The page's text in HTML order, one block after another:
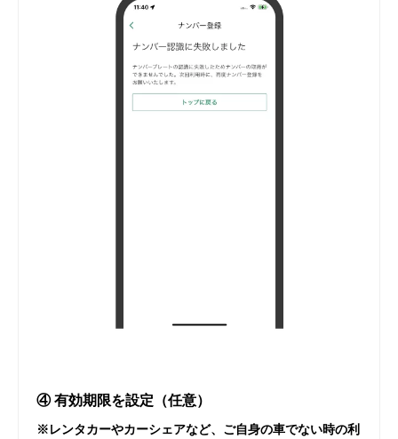
④ 有効期限を設定（任意）
※レンタカーやカーシェアなど、ご自身の車でない時の利